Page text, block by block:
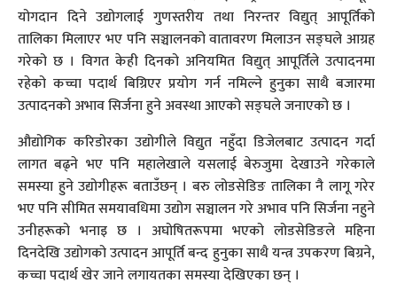
योगदान दिने उद्योगलाई गुणस्तरीय तथा निरन्तर विद्युत् आपूर्तिको
तालिका मिलाएर भए पनि सञ्चालनको वातावरण मिलाउन सङ्घले आग्रह
गरेको छ । विगत केही दिनको अनियमित विद्युत् आपूर्तिले उत्पादनमा
रहेको कच्चा पदार्थ बिग्रिएर प्रयोग गर्न नमिल्ने हुनुका साथै बजारमा
उत्पादनको अभाव सिर्जना हुने अवस्था आएको सङ्घले जनाएको छ ।
औद्योगिक करिडोरका उद्योगीले विद्युत नहुँदा डिजेलबाट उत्पादन गर्दा
लागत बढ्ने भए पनि महालेखाले यसलाई बेरुजुमा देखाउने गरेकाले
समस्या हुने उद्योगीहरू बताउँछन् । बरु लोडसेडिङ तालिका नै लागू गरेर
भए पनि सीमित समयावधिमा उद्योग सञ्चालन गरे अभाव पनि सिर्जना नहुने
उनीहरूको भनाइ छ । अघोषितरूपमा भएको लोडसेडिङले महिना
दिनदेखि उद्योगको उत्पादन आपूर्ति बन्द हुनुका साथै यन्त्र उपकरण बिग्रने,
कच्चा पदार्थ खेर जाने लगायतका समस्या देखिएका छन् ।